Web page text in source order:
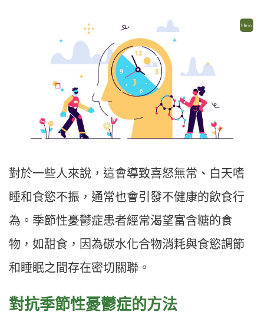
對於一些人來說，這會導致喜怒無常、白天嗜
睡和食慾不振，通常也會引發不健康的飲食行
為。季節性憂鬱症患者經常渴望富含糖的食
物，如甜食，因為碳水化合物消耗與食慾調節
和睡眠之間存在密切關聯。
對抗季節性憂鬱症的方法